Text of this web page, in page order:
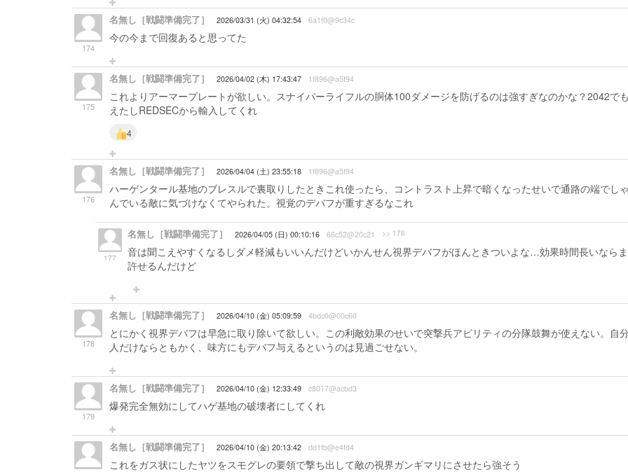
174
名無し［戦闘準備完了］ 2026/03/31 (火) 04:32:54 6a1f0@9c34c
今の今まで回復あると思ってた
175
名無し［戦闘準備完了］ 2026/04/02 (木) 17:43:47 1f896@a5f94
これよりアーマープレートが欲しい。スナイパーライフルの胴体100ダメージを防げるのは強すぎなのかな？2042で
えたしREDSECから輸入してくれ
4
176
名無し［戦闘準備完了］ 2026/04/04 (土) 23:55:18 1f896@a5f94
ハーゲンタール基地のブレスルで裏取りしたときこれ使ったら、コントラスト上昇で暗くなったせいで通路の端でし
んでいる敵に気づけなくてやられた。視覚のデバフが重すぎるなこれ
177
名無し［戦闘準備完了］ 2026/04/05 (日) 00:10:16 66c52@20c21 >> 176
音は聞こえやすくなるしダメ軽減もいいんだけどいかんせん視界デバフがほんときついよな…効果時間長いなら
許せるんだけど
178
名無し［戦闘準備完了］ 2026/04/10 (金) 05:09:59 4bdc0@00c60
とにかく視界デバフは早急に取り除いて欲しい。この利敵効果のせいで突撃兵アビリティの分隊鼓舞が使えない。自
人だけならともかく、味方にもデバフ与えるというのは見過ごせない。
179
名無し［戦闘準備完了］ 2026/04/10 (金) 12:33:49 c8017@acbd3
爆発完全無効にしてハゲ基地の破壊者にしてくれ
名無し［戦闘準備完了］ 2026/04/10 (金) 20:13:42 dd1fb@e4fd4
これをガス状にしたヤツをスモグレの要領で撃ち出して敵の視界ガンギマリにさせたら強そう